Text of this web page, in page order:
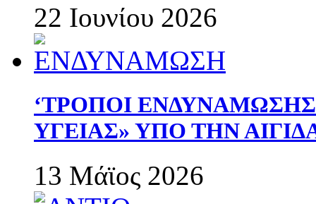
22 Ιουνίου 2026
‘ΤΡΟΠΟΙ
ΥΓΕΙΑΣ» ΥΠΟ ΤΗΝ
13 Μάϊος 2026